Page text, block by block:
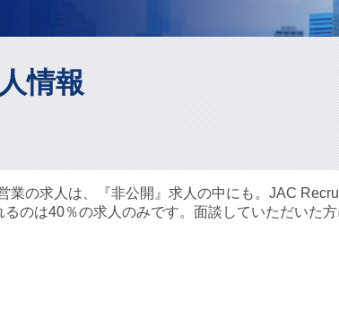
情報
業の求人は、『非公開』求人の中にも。JAC
のは40％の求人のみです。面談していただいた